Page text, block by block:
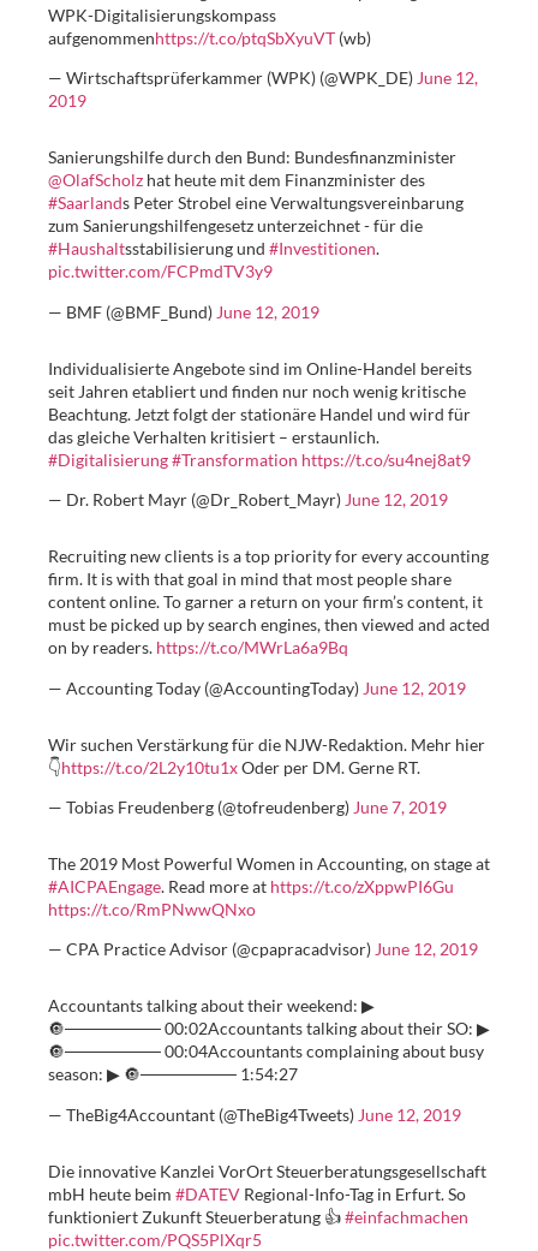
WPK-Digitalisierungskompass
aufgenommenhttps://t.co/ptqSbXyuVT (wb)
— Wirtschaftsprüferkammer (WPK) (@WPK_DE)June 12,
2019
Sanierungshilfe durch den Bund: Bundesfinanzminister
@OlafScholz hat heute mit dem Finanzminister des
#Saarland​s Peter Strobel eine Verwaltungsvereinbarung
zum Sanierungshilfengesetz unterzeichnet - für die
#Haushalt​sstabilisierung und #Investitionen.
pic.twitter.com/FCPmdTV3y9
— BMF (@BMF_Bund) June 12, 2019
Individualisierte Angebote sind im Online-Handel bereits
seit Jahren etabliert und finden nur noch wenig kritische
Beachtung. Jetzt folgt der stationäre Handel und wird für
das gleiche Verhalten kritisiert – erstaunlich.
#Digitalisierung#Transformation https://t.co/su4nej8at9
— Dr. Robert Mayr (@Dr_Robert_Mayr) June 12, 2019
Recruiting new clients is a top priority for every accounting
firm. It is with that goal in mind that most people share
content online. To garner a return on your firm’s content, it
must be picked up by search engines, then viewed and acted
on by readers. https://t.co/MWrLa6a9Bq
— Accounting Today (@AccountingToday) June 12, 2019
Wir suchen Verstärkung für die NJW-Redaktion. Mehr hier
👇https://t.co/2L2y10tu1xOder per DM. Gerne RT.
— Tobias Freudenberg (@tofreudenberg) June 7, 2019
The 2019 Most Powerful Women in Accounting, on stage at
#AICPAEngage. Read more at https://t.co/zXppwPI6Gu
https://t.co/RmPNwwQNxo
— CPA Practice Advisor (@cpapracadvisor) June 12, 2019
Accountants talking about their weekend: ▶
🔘──────── 00:02Accountants talking about their SO: ▶
🔘──────── 00:04Accountants complaining about busy
season: ▶ 🔘──────── 1:54:27
— TheBig4Accountant (@TheBig4Tweets) June 12, 2019
Die innovative Kanzlei VorOrt Steuerberatungsgesellschaft
mbH heute beim #DATEV Regional-Info-Tag in Erfurt. So
funktioniert Zukunft Steuerberatung 👍#einfachmachen
pic.twitter.com/PQS5PlXqr5